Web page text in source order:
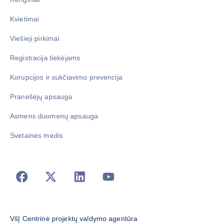
Kvietimai
Viešieji pirkimai
Registracija tiekėjams
Korupcijos ir sukčiavimo prevencija
Pranešėjų apsauga
Asmens duomenų apsauga
Svetainės medis
VšĮ Centrinė projektų valdymo agentūra